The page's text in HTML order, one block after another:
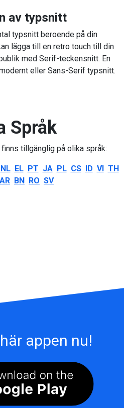
av typsnitt
typsnitt beroende på din
lägga till en retro touch till din
med Serif-teckensnitt. En
eller Sans-Serif typsnitt.
Språk
tillgänglig på olika språk:
NL EL PT JA PL CS ID VI TH
AR BN RO SV
appen nu!